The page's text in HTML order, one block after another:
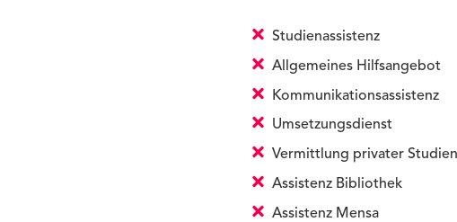
Studienassistenz
Allgemeines Hilfsangebot
Kommunikationsassistenz
Umsetzungsdienst
Vermittlung privater
Assistenz Bibliothek
Assistenz Mensa